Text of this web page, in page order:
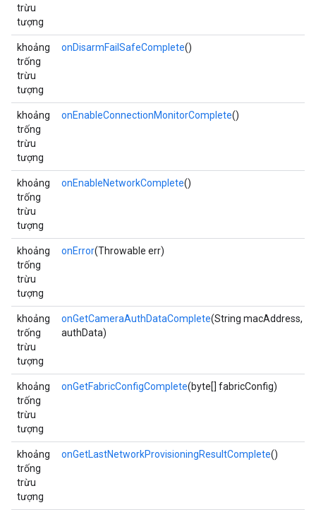
trừu
tượng
khoảng
trống
trừu
tượng
onDisarmFailSafeComplete()
khoảng
trống
trừu
tượng
onEnableConnectionMonitorComplete()
khoảng
trống
trừu
tượng
onEnableNetworkComplete()
khoảng
trống
trừu
tượng
onError(Throwable err)
khoảng
trống
trừu
tượng
onGetCameraAuthDataComplete(String macAddress,
authData)
khoảng
trống
trừu
tượng
onGetFabricConfigComplete(byte[] fabricConfig)
khoảng
trống
trừu
tượng
onGetLastNetworkProvisioningResultComplete()